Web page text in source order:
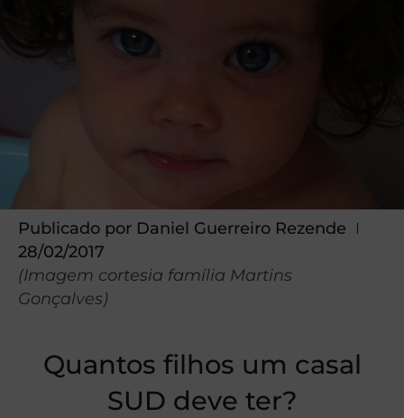
Publicado por Daniel Guerreiro Rezende
28/02/2017
(Imagem cortesia família Martins
Gonçalves)
Quantos filhos um casal
SUD deve ter?